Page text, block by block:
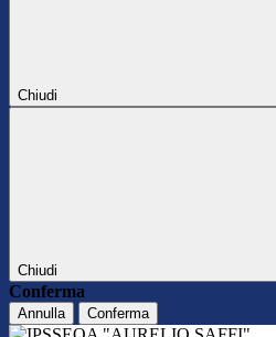
Chiudi
Chiudi
Conferma
Annulla Conferma